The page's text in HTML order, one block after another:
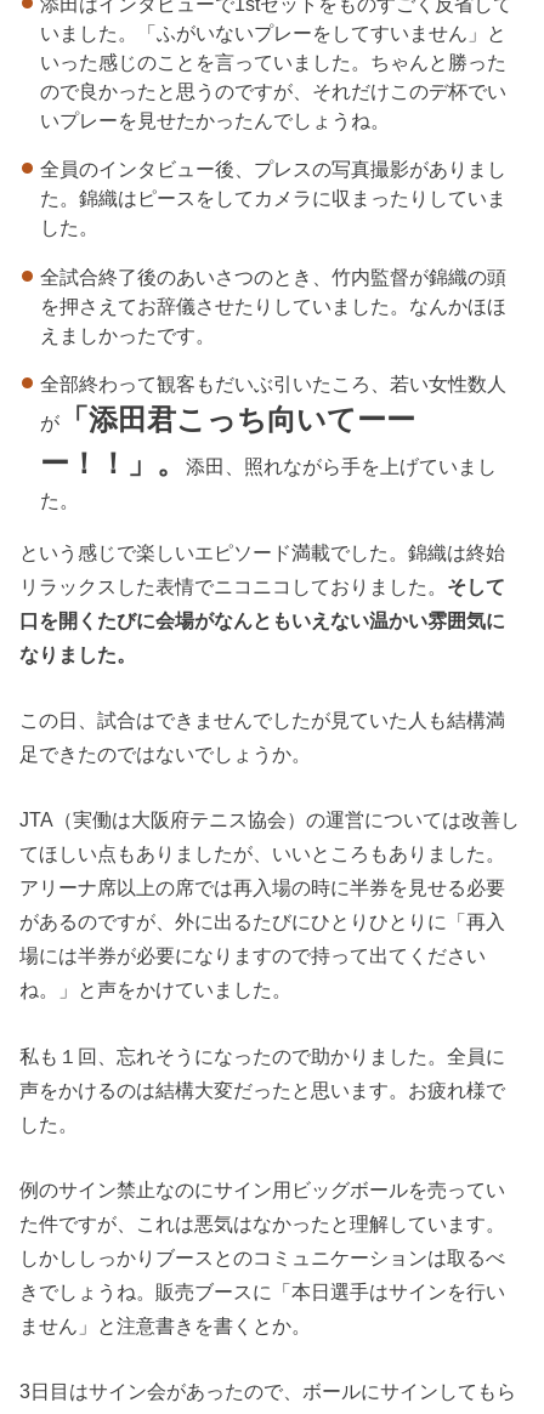
いました。「ふがいないプレーをしてすいません」と
いった感じのことを言っていました。ちゃんと勝った
ので良かったと思うのですが、それだけこのデ杯でい
いプレーを見せたかったんでしょうね。
全員のインタビュー後、プレスの写真撮影がありまし
た。錦織はピースをしてカメラに収まったりしていま
した。
全試合終了後のあいさつのとき、竹内監督が錦織の頭
を押さえてお辞儀させたりしていました。なんかほほ
えましかったです。
全部終わって観客もだいぶ引いたころ、若い女性数人
が「添田君こっち向いてーー
ー！！」。
添田、照れながら手を上げていまし
た。
という感じで楽しいエピソード満載でした。錦織は終始
リラックスした表情でニコニコしておりました。 そして
口を開くたびに会場がなんともいえない温かい雰囲気に
なりました。
この日、試合はできませんでしたが見ていた人も結構満
足できたのではないでしょうか。
JTA（実働は大阪府テニス協会）の運営については改善し
てほしい点もありましたが、いいところもありました。
アリーナ席以上の席では再入場の時に半券を見せる必要
があるのですが、外に出るたびにひとりひとりに「再入
場には半券が必要になりますので持って出てください
ね。」と声をかけていました。
私も１回、忘れそうになったので助かりました。全員に
声をかけるのは結構大変だったと思います。お疲れ様で
した。
例のサイン禁止なのにサイン用ビッグボールを売ってい
た件ですが、これは悪気はなかったと理解しています。
しかししっかりブースとのコミュニケーションは取るべ
きでしょうね。販売ブースに「本日選手はサインを行い
ません」と注意書きを書くとか。
3日目はサイン会があったので、ボールにサインしてもら